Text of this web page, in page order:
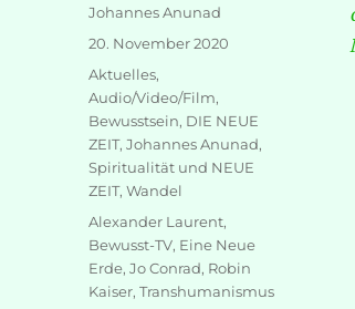
Autor
Johannes Anunad
Veröffentlicht
am
20. November 2020
Kategorien
Aktuelles,
Audio/Video/Film,
Bewusstsein, DIE NEUE
ZEIT,Johannes Anunad,
Spiritualität und NEUE
ZEIT,Wandel
Schlagwörter
Alexander Laurent,
Bewusst-TV, Eine Neue
Erde,Jo Conrad, Robin
Kaiser,Transhumanismus